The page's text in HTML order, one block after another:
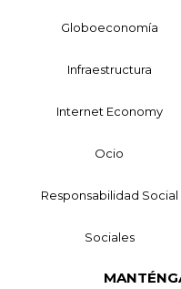
Globoeconomía
Infraestructura
Internet Economy
Ocio
Responsabilidad Social
Sociales